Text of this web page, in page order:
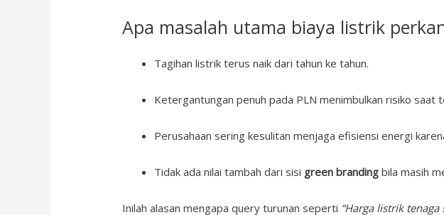
Apa masalah utama biaya listrik
Tagihan listrik terus naik dari tahun ke tahun.
Ketergantungan penuh pada PLN menimbulkan risiko saat
Perusahaan sering kesulitan menjaga efisiensi energi
Tidak ada nilai tambah dari sisi green branding bila masih
Inilah alasan mengapa query turunan seperti “Harga listrik